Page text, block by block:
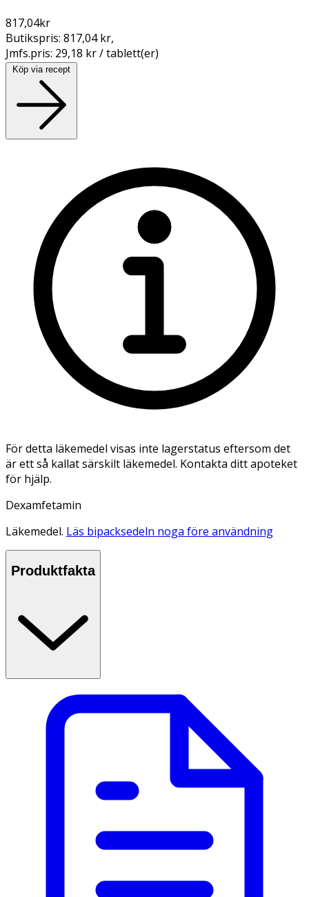
817,04kr
Butikspris: 817,04 kr,
Jmfs.pris: 29,18 kr / tablett(er)
Köp via recept
För detta läkemedel visas inte lagerstatus eftersom det
är ett så kallat särskilt läkemedel. Kontakta ditt apoteket
för hjälp.
Dexamfetamin
Läkemedel. Läs bipacksedeln noga före användning
Produktfakta